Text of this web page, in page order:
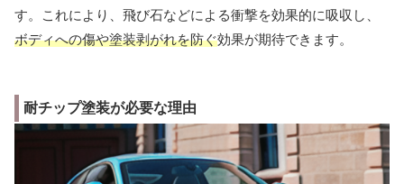
す。これにより、飛び石などによる衝撃を効果的に吸収し、
ボディへの傷や塗装剥がれを防ぐ効果が期待できます。
耐チップ塗装が必要な理由